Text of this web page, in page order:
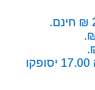
משלוחים מרכז עד השעה 17.00 יסופקו